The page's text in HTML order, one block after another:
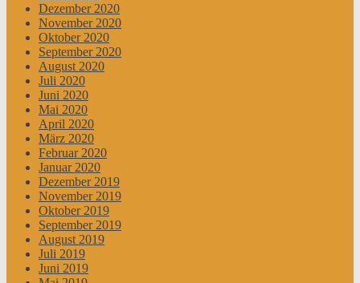
Dezember 2020
November 2020
Oktober 2020
September 2020
August 2020
Juli 2020
Juni 2020
Mai 2020
April 2020
März 2020
Februar 2020
Januar 2020
Dezember 2019
November 2019
Oktober 2019
September 2019
August 2019
Juli 2019
Juni 2019